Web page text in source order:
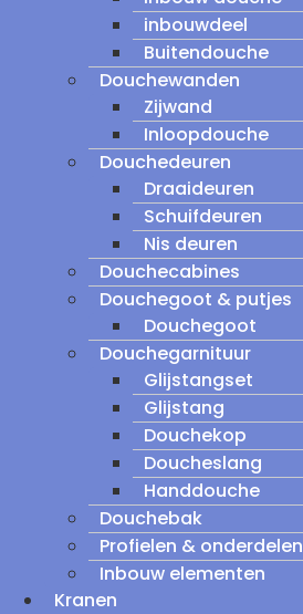
inbouwdeel
Buitendouche
Douchewanden
Zijwand
Inloopdouche
Douchedeuren
Draaideuren
Schuifdeuren
Nis deuren
Douchecabines
Douchegoot & putjes
Douchegoot
Douchegarnituur
Glijstangset
Glijstang
Douchekop
Doucheslang
Handdouche
Douchebak
Profielen & onderdelen
Inbouw elementen
Kranen